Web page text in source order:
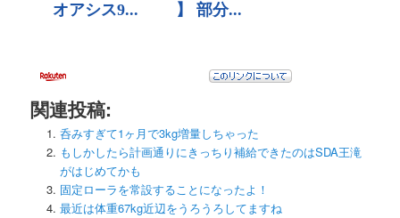
関連投稿:
呑みすぎて1ヶ月で3kg増量しちゃった
もしかしたら計画通りにきっちり補給できたのはSDA王滝
がはじめてかも
固定ローラを常設することになったよ！
最近は体重67kg近辺をうろうろしてますね